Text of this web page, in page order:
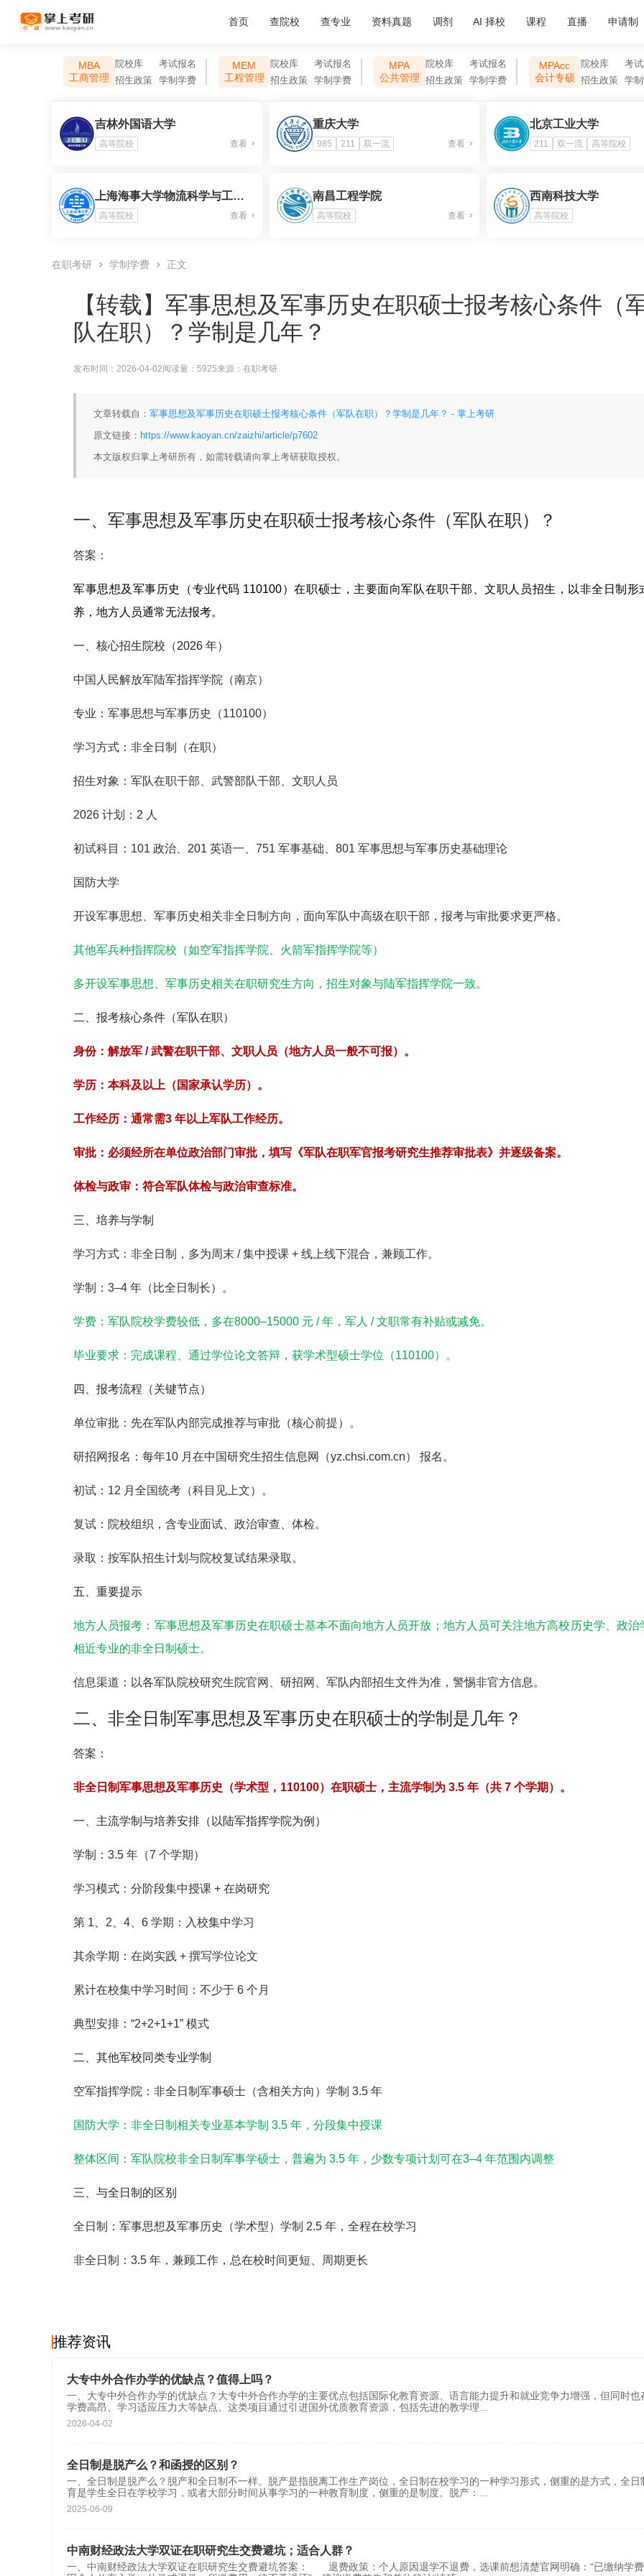
首页 查院校 查专业 资料真题 调剂 AI 择校 课程 直播 申请制
MBA
工商管理
院校库
考试报名
招生政策
学制学费
MEM
工程管理
院校库
考试报名
招生政策
学制学费
MPA
公共管理
院校库
考试报名
招生政策
学制学费
MPAcc
会计专硕
院校库
考
招生政策
学
吉林外国语大学
高等院校 查看
重庆大学
985 211 双一流 查看
北京工业大学
211 双一流 高等院校
上海海事大学物流科学与工程研究院
高等院校 查看
南昌工程学院
高等院校 查看
西南科技大学
高等院校
在职考研 学制学费 正文
【转载】 军事思想及军事历史在职硕士报考核心条件（
队在职）？学制是几年？
发布时间： 2026-04-02阅读量： 5925来源： 在职考研
文章转载自： 军事思想及军事历史在职硕士报考核心条件（军队在职）？学制是几年？ - 掌上考研
原文链接： https://www.kaoyan.cn/zaizhi/article/p7602
本文版权归掌上考研所有，如需转载请向掌上考研获取授权。
一、军事思想及军事历史在职硕士报考核心条件（军队在职）？
答案：
军事思想及军事历史（专业代码 110100）在职硕士 ，主要面向军队在职干部、文职人员招生，以非全日制 形
养，地方人员通常无法报考。
一、核心招生院校（2026 年）
中国人民解放军陆军指挥学院（南京）
专业： 军事思想与军事历史（110100）
学习方式： 非全日制（在职）
招生对象： 军队在职干部、武警部队干部、文职人员
2026 计划： 2 人
初试科目： 101 政治、201 英语一、751 军事基础、801 军事思想与军事历史基础理论
国防大学
开设军事思想、军事历史相关非全日制方向，面向军队中高级在职干部，报考与审批要求更严格。
其他军兵种指挥院校 （如空军指挥学院、火箭军指挥学院等）
多开设军事思想、军事历史相关在职研究生方向，招生对象与陆军指挥学院一致。
二、报考核心条件（军队在职）
身份：解放军 / 武警在职干部、文职人员 （地方人员一般不可报）。
学历 ： 本科及以上 （国家承认学历）。
工作经历 ：通常需3 年以上军队工作经历。
审批 ：必须经所在单位政治部门审批 ，填写《军队在职军官报考研究生推荐审批表》并逐级备案。
体检与政审 ：符合军队体检与政治审查标准。
三、培养与学制
学习方式 ： 非全日制 ，多为周末 / 集中授课 + 线上线下混合 ，兼顾工作。
学制 ： 3–4 年 （比全日制长）。
学费 ：军队院校学费较低 ，多在8000–15000 元 / 年 ，军人 / 文职常有补贴或减免。
毕业要求 ：完成课程、通过学位论文答辩 ，获学术型硕士学位 （110100）。
四、报考流程（关键节点）
单位审批 ：先在军队内部完成推荐与审批（核心前提）。
研招网报名 ：每年10 月 在中国研究生招生信息网（yz.chsi.com.cn） 报名。
初试 ： 12 月 全国统考（科目见上文）。
复试 ：院校组织，含专业面试、政治审查、体检。
录取 ：按军队招生计划与院校复试结果录取。
五、重要提示
地方人员报考 ： 军事思想及军事历史在职硕士基本不面向地方人员开放；地方人员可关注地方高校 历史学、政治
相近专业的非全日制硕士。
信息渠道 ：以各军队院校研究生院官网、研招网、军队内部招生文件为准，警惕非官方信息。
二、非全日制军事思想及军事历史在职硕士的学制是几年？
答案：
非全日制军事思想及军事历史（学术型，110100）在职硕士，主流学制为 3.5 年（共 7 个学期） 。
一、主流学制与培养安排（以陆军指挥学院为例）
学制 ： 3.5 年（7 个学期）
学习模式 ： 分阶段集中授课 + 在岗研究
第 1、2、4、6 学期：入校集中学习
其余学期：在岗实践 + 撰写学位论文
累计在校集中学习时间： 不少于 6 个月
典型安排： “2+2+1+1” 模式
二、其他军校同类专业学制
空军指挥学院 ：非全日制军事硕士（含相关方向） 学制 3.5 年
国防大学 ：非全日制相关专业基本学制 3.5 年 ，分段集中授课
整体区间 ：军队院校非全日制军事学硕士， 普遍为 3.5 年 ，少数专项计划可在3–4 年范围内调整
三、与全日制的区别
全日制 ：军事思想及军事历史（学术型） 学制 2.5 年 ，全程在校学习
非全日制 ： 3.5 年 ，兼顾工作， 总在校时间更短、周期更长
推荐资讯
大专中外合作办学的优缺点？值得上吗？
一、大专中外合作办学的优缺点？大专中外合作办学的主要优点包括国际化教育资源、语言能力提升和就业竞争力增强，但同时也
学费高昂、学习适应压力大等缺点。这类项目通过引进国外优质教育资源，包括先进的教学理
2026-04-02
全日制是脱产么？和函授的区别？
一、全日制是脱产么？脱产和全日制不一样。脱产是指脱离工作生产岗位，全日制在校学习的一种学习形式，侧重的是方式，全日
育是学生全日在学校学习，或者大部分时间从事学习的一种教育制度，侧重的是制度。脱产：
2025-06-09
中南财经政法大学双证在职研究生交费避坑；适合人群？
一、中南财经政法大学双证在职研究生交费避坑答案： 退费政策：个人原因退学不退费，选课前想清楚官网明确：“已缴纳学